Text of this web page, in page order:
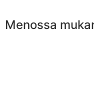
Menossa